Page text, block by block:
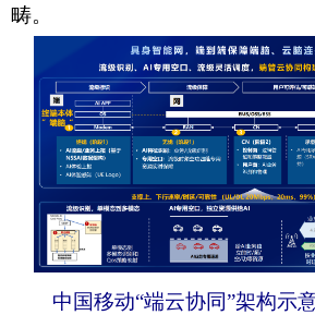
畴。
中国移动“端云协同”架构示意